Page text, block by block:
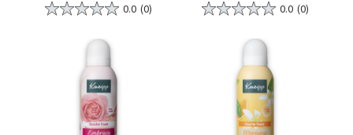
0.0 (0) 0.0 (0)